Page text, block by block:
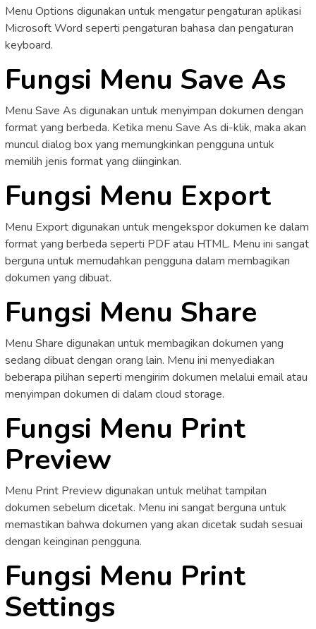
Menu Options digunakan untuk mengatur pengaturan aplikasi
Microsoft Word seperti pengaturan bahasa dan pengaturan
keyboard.
Fungsi Menu Save As
Menu Save As digunakan untuk menyimpan dokumen dengan
format yang berbeda. Ketika menu Save As di-klik, maka akan
muncul dialog box yang memungkinkan pengguna untuk
memilih jenis format yang diinginkan.
Fungsi Menu Export
Menu Export digunakan untuk mengekspor dokumen ke dalam
format yang berbeda seperti PDF atau HTML. Menu ini sangat
berguna untuk memudahkan pengguna dalam membagikan
dokumen yang dibuat.
Fungsi Menu Share
Menu Share digunakan untuk membagikan dokumen yang
sedang dibuat dengan orang lain. Menu ini menyediakan
beberapa pilihan seperti mengirim dokumen melalui email atau
menyimpan dokumen di dalam cloud storage.
Fungsi Menu Print
Preview
Menu Print Preview digunakan untuk melihat tampilan
dokumen sebelum dicetak. Menu ini sangat berguna untuk
memastikan bahwa dokumen yang akan dicetak sudah sesuai
dengan keinginan pengguna.
Fungsi Menu Print
Settings